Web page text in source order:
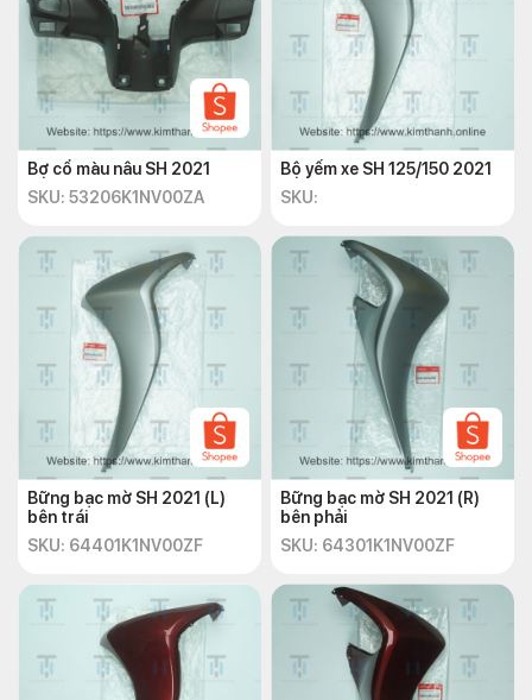
Bợ cổ màu nâu SH 2021
SKU: 53206K1NV00ZA
Bộ yếm xe SH 125/150 2021
SKU:
Bững bạc mờ SH 2021 (L)
bên trái
SKU: 64401K1NV00ZF
Bững bạc mờ SH 2021 (R)
bên phải
SKU: 64301K1NV00ZF